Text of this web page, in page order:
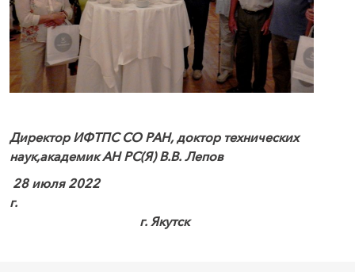
Директор ИФТПС СО РАН,доктор технических
наук,академик АН РС(Я) В.В. Лепов
28 июля 2022
г.
г. Якутск